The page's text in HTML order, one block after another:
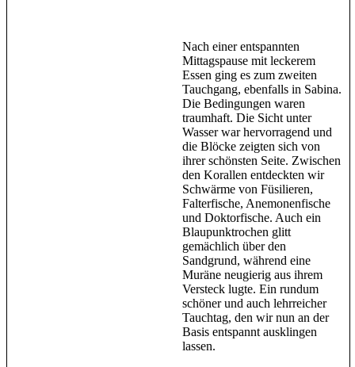
Nach einer entspannten
Mittagspause mit leckerem
Essen ging es zum zweiten
Tauchgang, ebenfalls in Sabina.
Die Bedingungen waren
traumhaft. Die Sicht unter
Wasser war hervorragend und
die Blöcke zeigten sich von
ihrer schönsten Seite. Zwischen
den Korallen entdeckten wir
Schwärme von Füsilieren,
Falterfische, Anemonenfische
und Doktorfische. Auch ein
Blaupunktrochen glitt
gemächlich über den
Sandgrund, während eine
Muräne neugierig aus ihrem
Versteck lugte. Ein rundum
schöner und auch lehrreicher
Tauchtag, den wir nun an der
Basis entspannt ausklingen
lassen.